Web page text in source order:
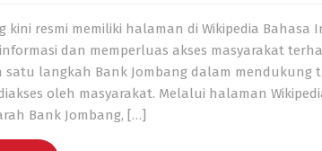
kini resmi memiliki halaman di Wikipedia
dan memperluas akses masyarakat
satu langkah Bank Jombang dalam mendukung
oleh masyarakat. Melalui halaman
Bank Jombang, […]